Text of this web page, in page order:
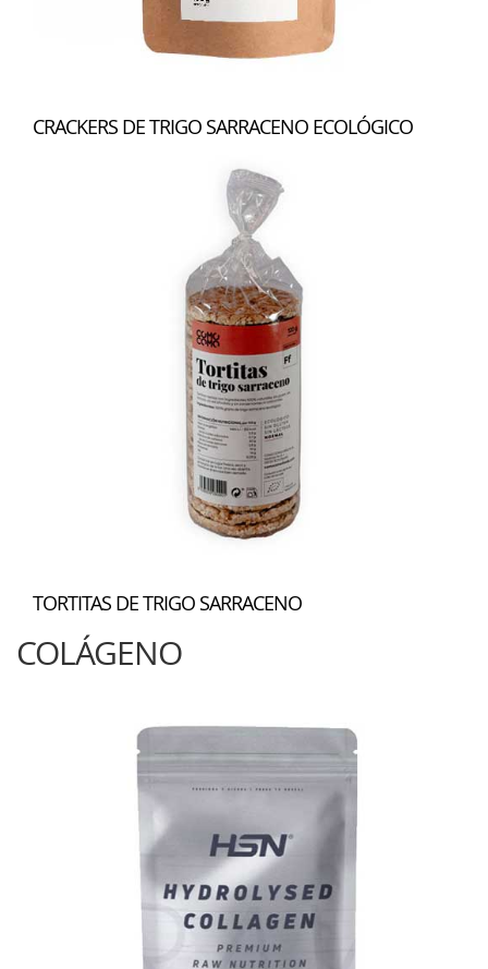
CRACKERS DE TRIGO SARRACENO ECOLÓGICO
TORTITAS DE TRIGO SARRACENO
COLÁGENO